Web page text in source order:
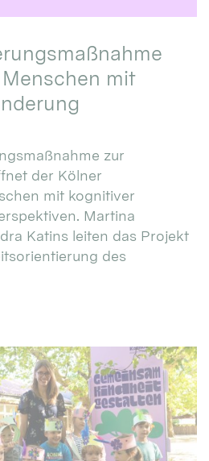
mit
zur
der Kölner
mit kognitiver
Martina
Katins leiten das Projekt
des